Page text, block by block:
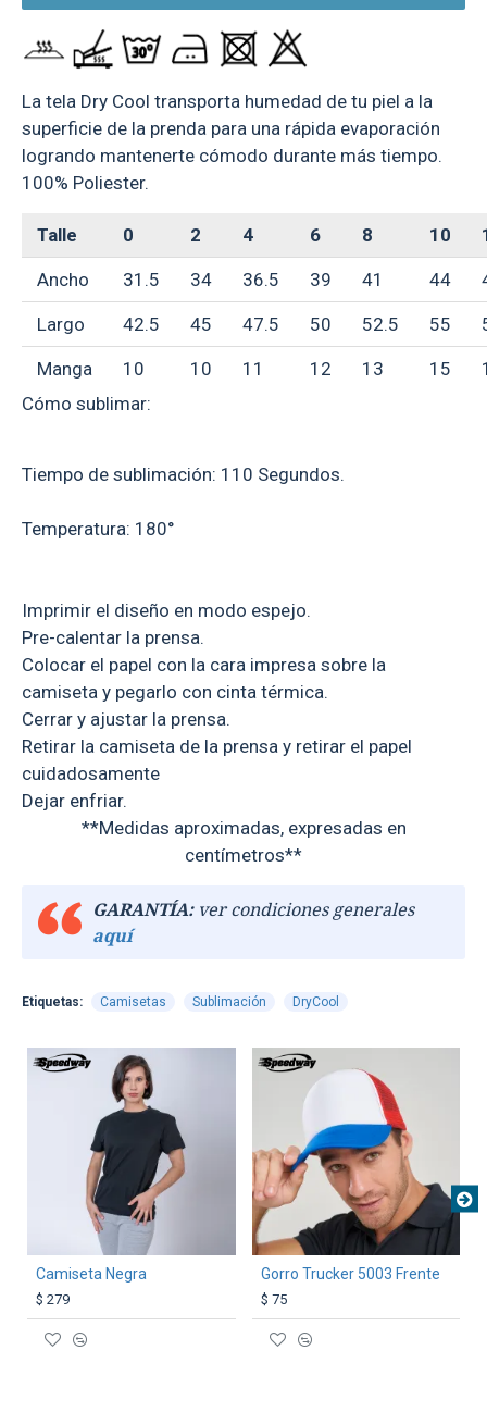
La tela Dry Cool transporta humedad de tu piel a la
superficie de la prenda para una rápida evaporación
logrando mantenerte cómodo durante más tiempo.
100% Poliester.
Talle 0 2 4 6 8 10
Ancho 31.5 34 36.5 39 41 44
Largo 42.5 45 47.5 50 52.5 55
Manga 10 10 11 12 13 15
Cómo sublimar:
Tiempo de sublimación: 110 Segundos.
Temperatura: 180°
Imprimir el diseño en modo espejo.
Pre-calentar la prensa.
Colocar el papel con la cara impresa sobre la
camiseta y pegarlo con cinta térmica.
Cerrar y ajustar la prensa.
Retirar la camiseta de la prensa y retirar el papel
cuidadosamente
Dejar enfriar.
**Medidas aproximadas, expresadas en
centímetros**
GARANTÍA:ver condiciones generales
aquí
Etiquetas: Camisetas Sublimación DryCool
TEXTTRANSPARENTE
Camiseta Negra
$ 279
TEXTTRANSPARENTE
Gorro Trucker 5003 Frente
$ 75